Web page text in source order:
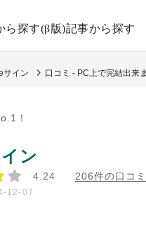
ら探す(β版)記事から探す
サイン 口コミ - PC上で完結出来
！
ン
4.24 206件の口コミ
12-07